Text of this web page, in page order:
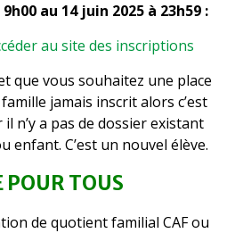
au 14 juin 2025 à 23h59 :
au site des inscriptions
que vous souhaitez une place
jamais inscrit alors c’est
n’y a pas de dossier existant
enfant. C’est un nouvel élève.
POUR TOUS
de quotient familial CAF ou